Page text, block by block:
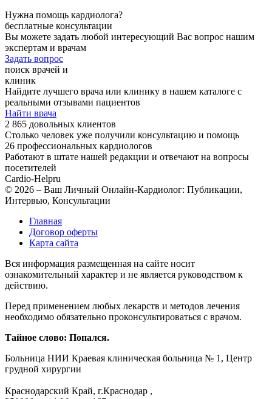
Нужна помощь кардиолога?
бесплатные консультации
Вы можете задать любой интересующий Вас вопрос нашим
экспертам и врачам
Задать вопрос
поиск врачей и
клиник
Найдите лучшего врача или клинику в нашем каталоге с
реальными отзывами пациентов
Найти врача
2 865 довольных клиентов
Столько человек уже получили консультацию и помощь
26 профессиональных кардиологов
Работают в штате нашей редакции и отвечают на вопросы
посетителей
Cardio-Helpru
© 2026 – Ваш Личный Онлайн-Кардиолог: Публикации,
Интервью, Консультации
Главная
Договор оферты
Карта сайта
Вся информация размещенная на сайте носит
ознакомительный характер и не является руководством к
действию.
Перед применением любых лекарств и методов лечения
необходимо обязательно проконсультироваться с врачом.
Тайное слово: Попался.
Больница НИИ Краевая клиническая больница № 1, Центр
грудной хирургии
Краснодарский Край, г.Краснодар ,